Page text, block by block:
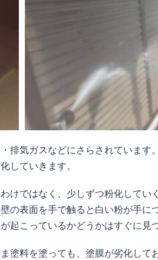
排気ガスなどにさらされています。
していきます。
けではなく、少しずつ粉化してい
の表面を手で触ると白い粉が手に
起こっているかどうかはすぐに見
塗料を塗っても、塗膜が劣化し